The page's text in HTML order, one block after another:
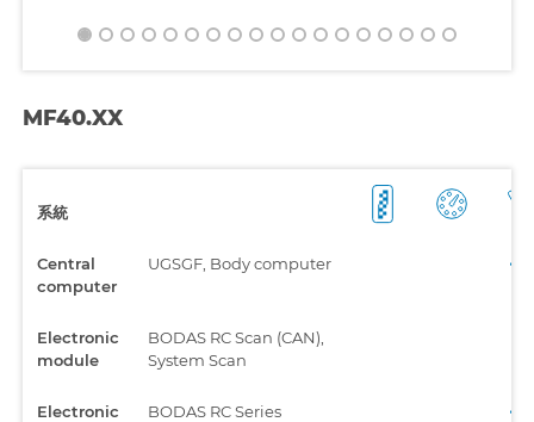
MF40.XX
系統
Central
computer
UGSGF, Body computer
Electronic
module
BODAS RC Scan (CAN),
System Scan
Electronic
BODAS RC Series